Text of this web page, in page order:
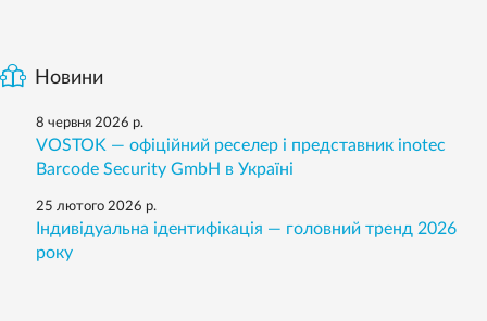
Новини
8 червня 2026 р.
VOSTOK — офіційний реселер і представник inotec
Barcode Security GmbH в Україні
25 лютого 2026 р.
Індивідуальна ідентифікація — головний тренд 2026
року